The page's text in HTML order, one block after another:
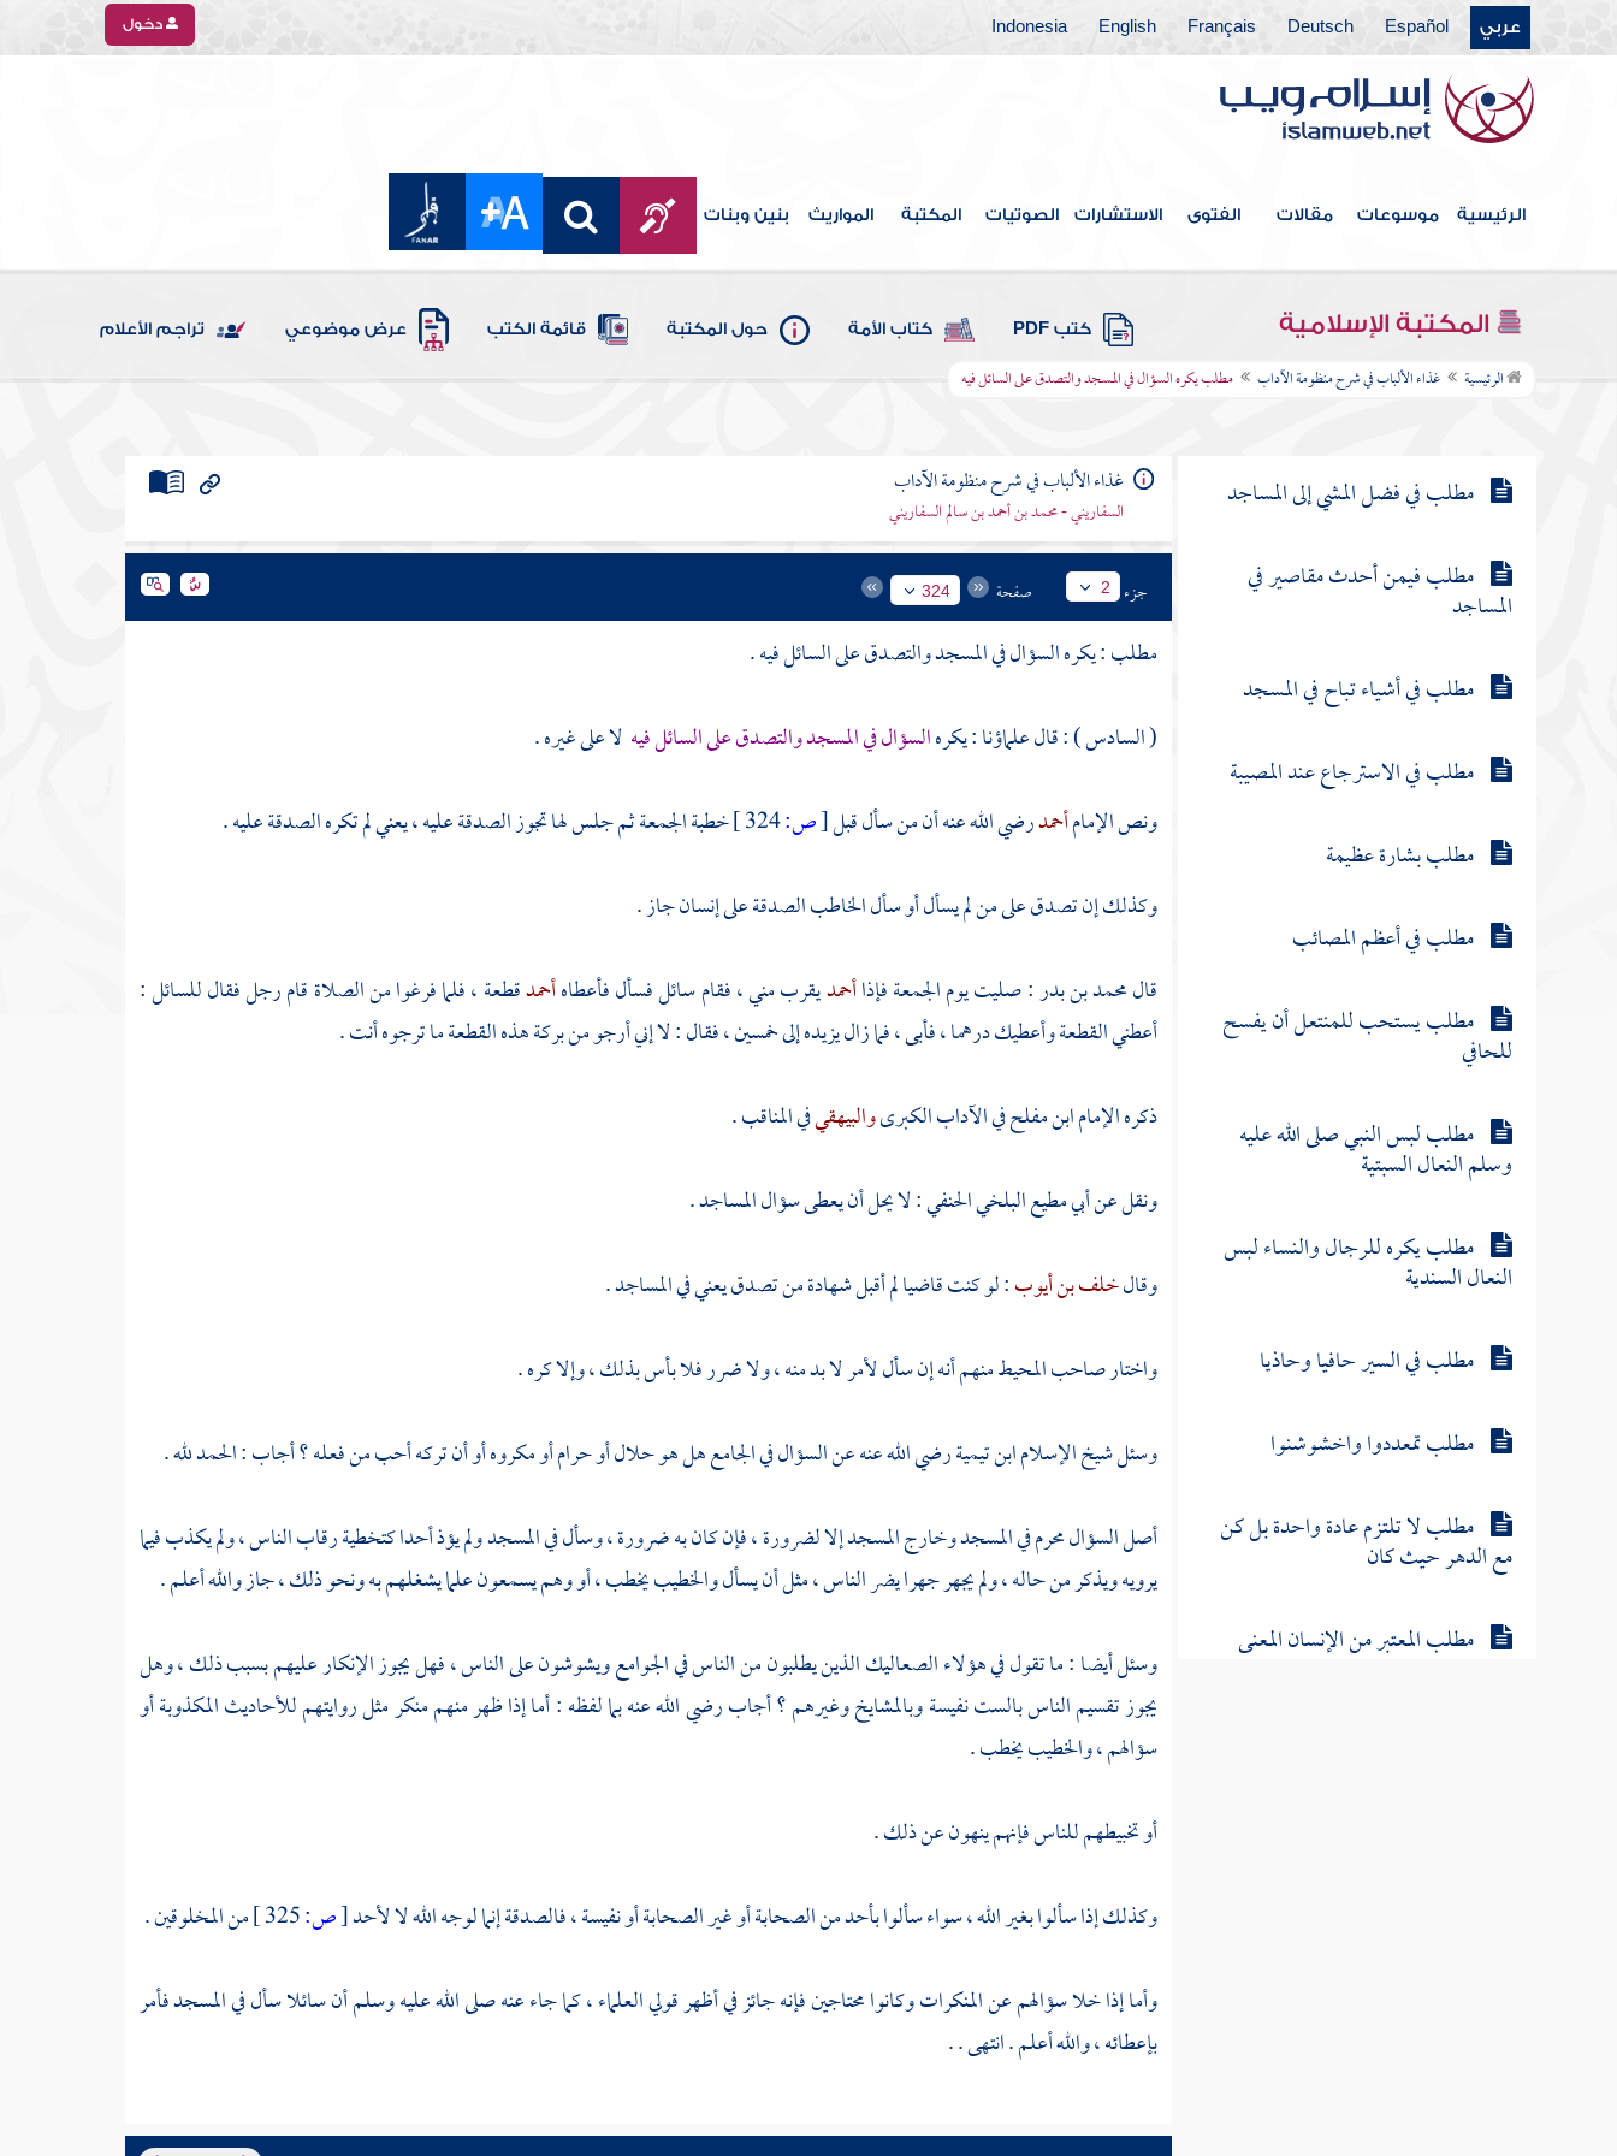
عربي Español
Deutsch
Français
English
Indonesia دخول
الرئيسية موسوعات مقالات الفتوى الاستشارات الصوتيات المكتبة المواريث بنين وبنات
المكتبة الإسلامية كتب PDF كتاب الأمة حول المكتبة قائمة الكتب عرض موضوعي تراجم الأعلام
الرئيسية غذاء الألباب في شرح منظومة الآداب مطلب يكره السؤال في المسجد والتصدق على السائل فيه
مطلب حكم أكل تمر شجر المسجد
مطلب حكم حفر البئر في المسجد
مطلب تشبيك الأصابع في المسجد
مطلب يكره السؤال في المسجد
مطلب في فضل المشي إلى المساجد
مطلب فيمن أحدث مقاصير في
المساجد
مطلب في أشياء تباح في المسجد
مطلب في الاسترجاع عند المصيبة
مطلب بشارة عظيمة
مطلب في أعظم المصائب
مطلب يستحب للمنتعل أن يفسح
للحافي
مطلب لبس النبي صلى الله عليه
وسلم النعال السبتية
مطلب يكره للرجال والنساء لبس
النعال السندية
مطلب في السير حافيا وحاذيا
مطلب تمعددوا واخشوشنوا
مطلب لا تلتزم عادة واحدة بل كن
مع الدهر حيث كان
مطلب المعتبر من الإنسان المعنى
غذاء الألباب في شرح منظومة الآداب
السفاريني - محمد بن أحمد بن سالم السفاريني
جزء 2 صفحة 324
مطلب : يكره السؤال في المسجد والتصدق على السائل فيه .
( السادس ) : قال علماؤنا : يكرهالسؤال في المسجد والتصدق على السائل فيه لا على غيره .
ونص الإمامأحمدرضي الله عنه أن من سأل قبل[ص:
خطبة الجمعة ثم جلس لها تجوز الصدقة عليه ، يعني لم تكره الصدقة عليه .
وكذلك إن تصدق على من لم يسأل أو سأل الخاطب الصدقة على إنسان جاز .
قالمحمد بن بدر: صليت يوم الجمعة فإذاأحمديقرب مني ، فقام سائل فسأل فأعطاهأحمدقطعة ، فلما فرغوا من الصلاة قام رجل فقال للسائل :
أعطني القطعة وأعطيك درهما ، فأبى ، فما زال يزيده إلى خمسين ، فقال : لا إني أرجو من بركة هذه القطعة ما ترجوه أنت .
ذكره الإمامابن مفلحفي الآداب الكبرىوالبيهقيفي المناقب .
ونقل عنأبي مطيع البلخي الحنفي: لا يحل أن يعطى سؤال المساجد .
وقالخلف بن أيوب: لو كنت قاضيا لم أقبل شهادة من تصدق يعني في المساجد .
واختار صاحب المحيط منهم أنه إن سأل لأمر لا بد منه ، ولا ضرر فلا بأس بذلك ، وإلا كره .
وسئل شيخ الإسلامابن تيميةرضي الله عنه عن السؤال في الجامع هل هو حلال أو حرام أو مكروه أو أن تركه أحب من فعله ؟ أجاب : الحمد لله .
أصل السؤال محرم في المسجد وخارج المسجد إلا لضرورة ، فإن كان به ضرورة ، وسأل في المسجد ولم يؤذ أحدا كتخطية رقاب الناس ، ولم يكذب فيما
يرويه ويذكر من حاله ، ولم يجهر جهرا يضر الناس ، مثل أن يسأل والخطيب يخطب ، أو وهم يسمعون علما يشغلهم به ونحو ذلك ، جاز والله أعلم .
وسئل أيضا : ما تقول في هؤلاء الصعاليك الذين يطلبون من الناس في الجوامع ويشوشون على الناس ، فهل يجوز الإنكار عليهم بسبب ذلك ، وهل
يجوز تقسيم الناس بالست نفيسة وبالمشايخ وغيرهم ؟ أجاب رضي الله عنه بما لفظه : أما إذا ظهر منهم منكر مثل روايتهم للأحاديث المكذوبة أو
سؤالهم ، والخطيب يخطب .
أو تخبيطهم للناس فإنهم ينهون عن ذلك .
وكذلك إذا سألوا بغير الله ، سواء سألوا بأحد من الصحابة أو غير الصحابة أو نفيسة ، فالصدقة إنما لوجه الله لا لأحد[ص:
من المخلوقين .
وأما إذا خلا سؤالهم عن المنكرات وكانوا محتاجين فإنه جائز في أظهر قولي العلماء ، كما جاء عنه صلى الله عليه وسلم أن سائلا سأل في المسجد فأمر
بإعطائه ، والله أعلم . انتهى . .